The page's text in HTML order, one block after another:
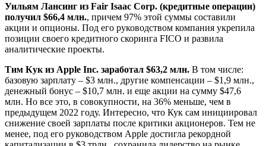
Уильям Лансинг из Fair Isaac Corp. (кредитные операции)
получил $66,4 млн., причем 97% этой суммы составили
акции и опционы. Под его руководством компания укрепила
позиции своего кредитного скоринга FICO и развила
аналитические проекты.
Тим Кук из Apple Inc. заработал $63,2 млн. В том числе:
базовую зарплату – $3 млн., другие компенсации – $1,9 млн.,
денежный бонус – $10,7 млн. и еще акции на сумму $47,6
млн. Но все это, в совокупности, на 36% меньше, чем в
предыдущем 2022 году. Интересно, что Кук сам инициировал
снижение своей зарплаты после критики акционеров. Тем не
менее, под его руководством Apple достигла рекордной